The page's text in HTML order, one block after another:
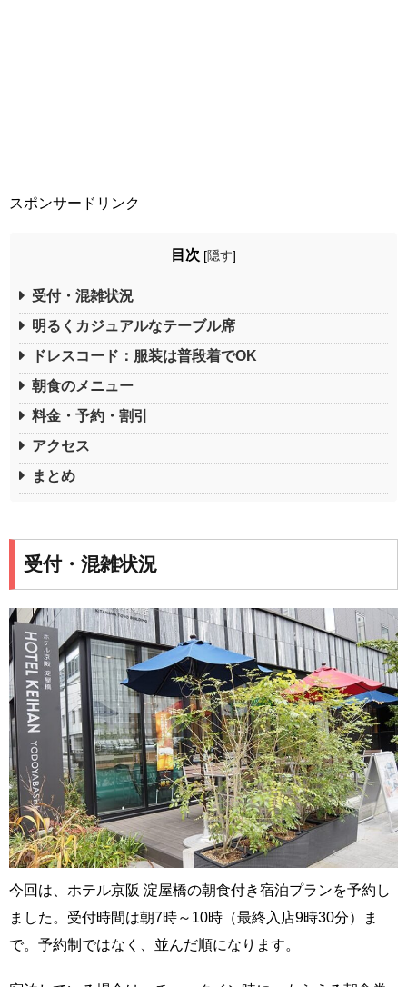
スポンサードリンク
目次 [隠す]
受付・混雑状況
明るくカジュアルなテーブル席
ドレスコード：服装は普段着でOK
朝食のメニュー
料金・予約・割引
アクセス
まとめ
受付・混雑状況
今回は、ホテル京阪 淀屋橋の朝食付き宿泊プランを予約し
ました。受付時間は朝7時～10時（最終入店9時30分）ま
で。予約制ではなく、並んだ順になります。